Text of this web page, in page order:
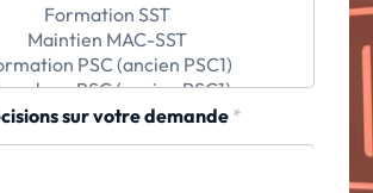
sur votre demande *